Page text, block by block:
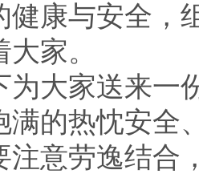
健康与安全，
家。
为大家送来一
满的热忱安全
注意劳逸结合